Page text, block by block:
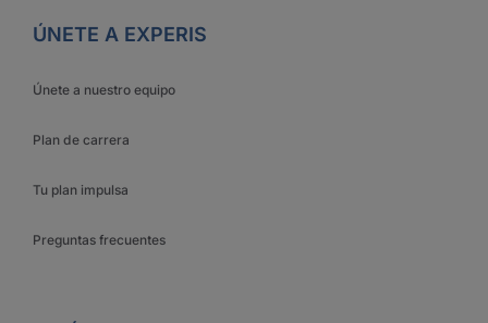
ÚNETE A EXPERIS
Únete a nuestro equipo
Plan de carrera
Tu plan impulsa
Preguntas frecuentes